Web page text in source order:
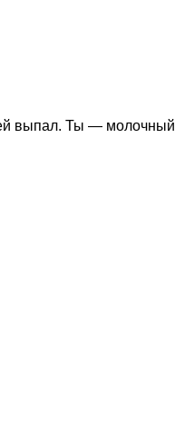
выпал. Ты —